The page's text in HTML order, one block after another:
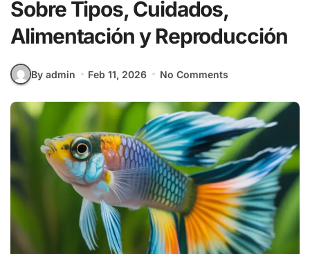
Sobre Tipos, Cuidados,
Alimentación y Reproducción
By admin Feb 11, 2026 No Comments